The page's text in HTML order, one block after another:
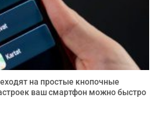
на простые кнопочные
ваш смартфон можно быстро